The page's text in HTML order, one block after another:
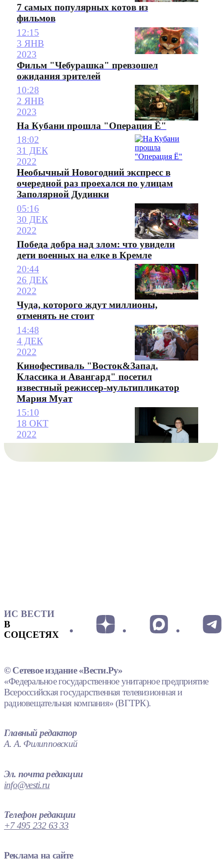
7 самых популярных котов из
фильмов
12:15
3 ЯНВ
2023
Фильм "Чебурашка" превзошел
ожидания зрителей
10:28
2 ЯНВ
2023
На Кубани прошла "Операция Ё"
18:02
31 ДЕК
2022
Необычный Новогодний экспресс в
очередной раз проехался по улицам
Заполярной Дудинки
05:16
30 ДЕК
2022
Победа добра над злом: что увидели
дети военных на елке в Кремле
20:44
26 ДЕК
2022
Чуда, которого ждут миллионы,
отменять не стоит
14:48
4 ДЕК
2022
Кинофестиваль "Восток&Запад.
Классика и Авангард" посетил
известный режиссер-мультипликатор
Мария Муат
15:10
18 ОКТ
2022
ИС ВЕСТИ
В
СОЦСЕТЯХ
© Сетевое издание «Вести.Ру»
«Федеральное государственное унитарное предприятие
Всероссийская государственная телевизионная и
радиовещательная компания» (ВГТРК).
Главный редактор
А. А. Филипповский
Эл. почта редакции
info@vesti.ru
Телефон редакции
+7 495 232 63 33
Реклама на сайте